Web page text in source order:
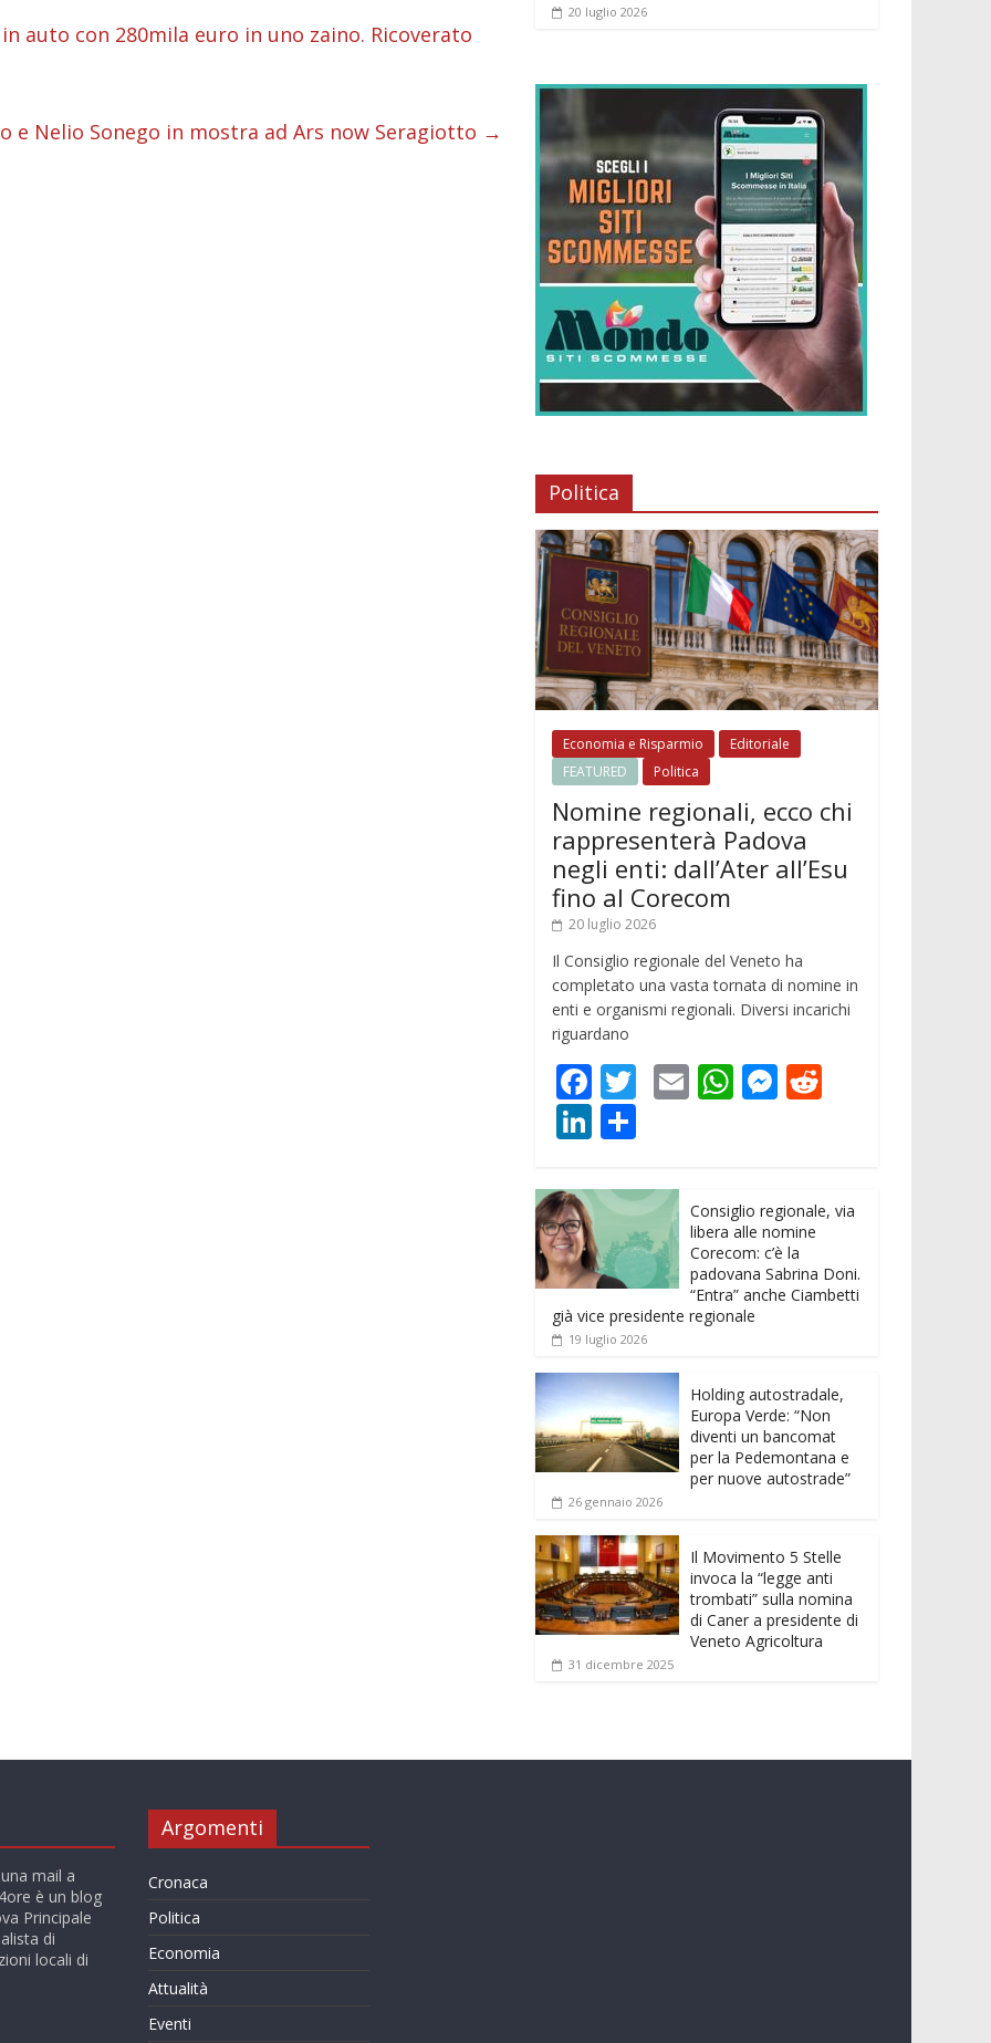
auto con 280mila euro in uno zaino. Ricoverato
e Nelio Sonego in mostra ad Ars now Seragiotto →
20 luglio 2026
Politica
Economia e Risparmio
Editoriale
FEATURED
Politica
Nomine regionali, ecco chi
rappresenterà Padova
negli enti: dall’Ater all’Esu
fino al Corecom
20 luglio 2026
Il Consiglio regionale del Veneto ha
completato una vasta tornata di nomine in
enti e organismi regionali. Diversi incarichi
riguardano
F
ac
e
b
o
o
k
T
er
E W
A
p
p
M
n
g
er
t
Li
k
e
dI
n
n
di
vi
di
Consiglio regionale, via
libera alle nomine
Corecom: c’è la
padovana Sabrina Doni.
“Entra” anche Ciambetti
già vice presidente regionale
19 luglio 2026
Holding autostradale,
Europa Verde: “Non
diventi un bancomat
per la Pedemontana e
per nuove autostrade”
26 gennaio 2026
Il Movimento 5 Stelle
invoca la “legge anti
trombati” sulla nomina
di Caner a presidente di
Veneto Agricoltura
31 dicembre 2025
mail a
è un blog
Principale
di
locali di
Argomenti
Cronaca
Politica
Economia
Attualità
Eventi